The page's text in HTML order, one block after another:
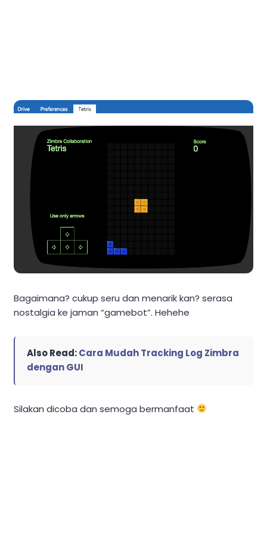
Bagaimana? cukup seru dan menarik kan? serasa
nostalgia ke jaman “gamebot”. Hehehe
Also Read:Cara Mudah Tracking Log Zimbra
dengan GUI
Silakan dicoba dan semoga bermanfaat